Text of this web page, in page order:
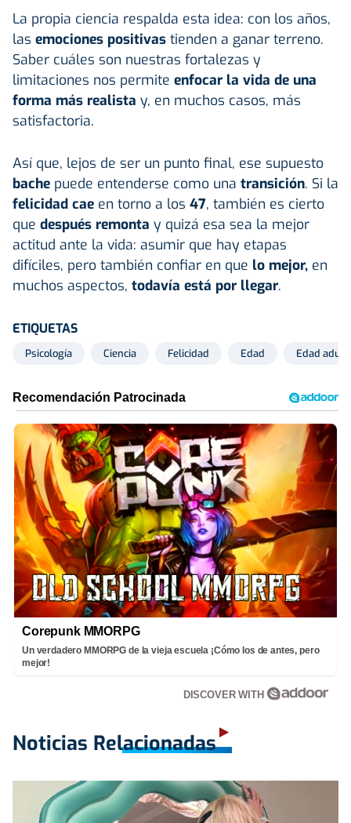
La propia ciencia respalda esta idea: con los años,
las emociones positivas tienden a ganar terreno.
Saber cuáles son nuestras fortalezas y
limitaciones nos permite enfocar la vida de una
forma más realista y, en muchos casos, más
satisfactoria.
Así que, lejos de ser un punto final, ese supuesto
bache puede entenderse como una transición. Si la
felicidad cae en torno a los 47, también es cierto
que después remonta y quizá esa sea la mejor
actitud ante la vida: asumir que hay etapas
difíciles, pero también confiar en que lo mejor, en
muchos aspectos, todavía está por llegar.
ETIQUETAS
Psicología Ciencia Felicidad Edad Edad
Corepunk MMORPG
Un verdadero MMORPG de la vieja escuela ¡Cómo los de antes, pero
mejor!
DISCOVER WITH
Noticias Relacionadas